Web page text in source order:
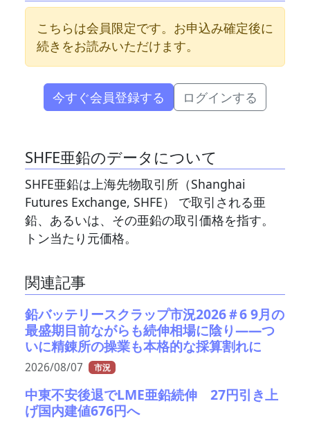
こちらは会員限定です。お申込み確定後に
続きをお読みいただけます。
今すぐ会員登録する ログインする
SHFE亜鉛のデータについて
SHFE亜鉛は上海先物取引所（Shanghai
Futures Exchange, SHFE） で取引される亜
鉛、あるいは、その亜鉛の取引価格を指す。
トン当たり元価格。
関連記事
鉛バッテリースクラップ市況2026＃6 9月の
最盛期目前ながらも続伸相場に陰り――つ
いに精錬所の操業も本格的な採算割れに
2026/08/07 市況
中東不安後退でLME亜鉛続伸 27円引き上
げ国内建値676円へ